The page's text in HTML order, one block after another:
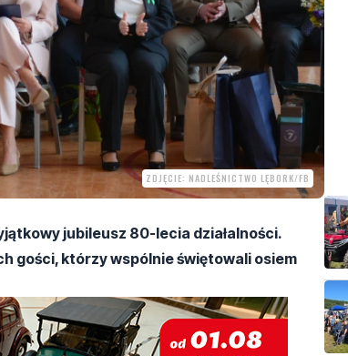
ZDJĘCIE: NADLEŚNICTWO LĘBORK/FB
jubileusz 80-lecia działalności.
gości, którzy wspólnie świętowali osiem